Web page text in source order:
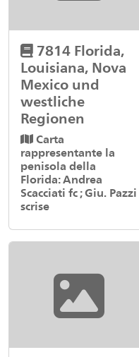
7814 Florida,
Louisiana, Nova
Mexico und
westliche
Regionen
Carta
rappresentante la
penisola della
Florida: Andrea
Scacciati fc ; Giu. Pazzi
scrise